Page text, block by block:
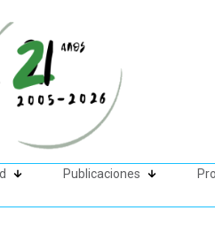
Publicaciones